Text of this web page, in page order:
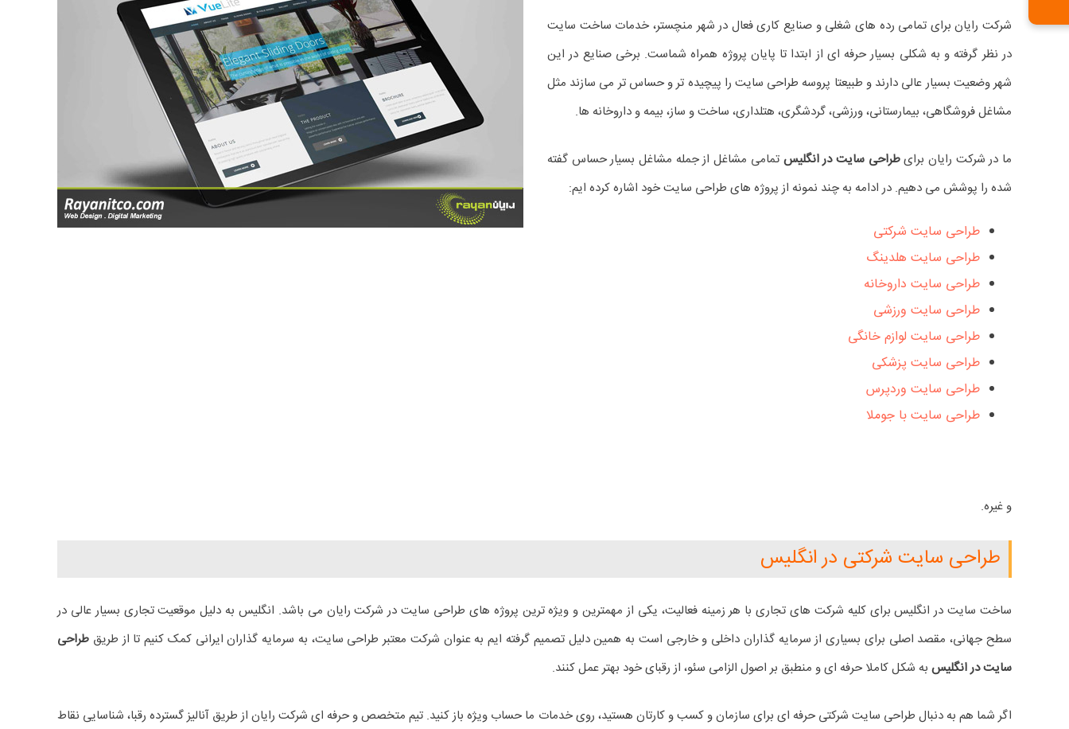
شرکت رایان برای تمامی رده های شغلی و صنایع کاری فعال در شهر منچستر، خدمات ساخت سایت
در نظر گرفته و به شکلی بسیار حرفه ای از ابتدا تا پایان پروژه همراه شماست. برخی صنایع در این
شهر وضعیت بسیار عالی دارند و طبیعتا پروسه طراحی سایت را پیچیده تر و حساس تر می سازند مثل
مشاغل فروشگاهی، بیمارستانی، ورزشی، گردشگری، هتلداری، ساخت و ساز، بیمه و داروخانه ها.
ما در شرکت رایان برایطراحی سایت در انگلیستمامی مشاغل از جمله مشاغل بسیار حساس گفته
شده را پوشش می دهیم. در ادامه به چند نمونه از پروژه های طراحی سایت خود اشاره کرده ایم:
طراحی سایت شرکتی
طراحی سایت هلدینگ
طراحی سایت داروخانه
طراحی سایت ورزشی
طراحی سایت لوازم خانگی
طراحی سایت پزشکی
طراحی سایت وردپرس
طراحی سایت با جوملا
و غیره.
طراحی سایت شرکتی در انگلیس
ساخت سایت در انگلیس برای کلیه شرکت های تجاری با هر زمینه فعالیت، یکی از مهمترین و ویژه ترین پروژه های طراحی سایت در شرکت رایان می باشد. انگلیس به دلیل موقعیت تجاری بسیار عالی در
سطح جهانی، مقصد اصلی برای بسیاری از سرمایه گذاران داخلی و خارجی است به همین دلیل تصمیم گرفته ایم به عنوان شرکت معتبر طراحی سایت، به سرمایه گذاران ایرانی کمک کنیم تا از طریق طراحی
سایت در انگلیس به شکل کاملا حرفه ای و منطبق بر اصول الزامی سئو، از رقبای خود بهتر عمل کنند.
اگر شما هم به دنبال طراحی سایت شرکتی حرفه ای برای سازمان و کسب و کارتان هستید، روی خدمات ما حساب ویژه باز کنید. تیم متخصص و حرفه ای شرکت رایان از طریق آنالیز گسترده رقبا، شناسایی نقاط